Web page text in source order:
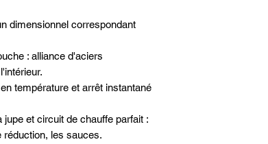
dimensionnel correspondant
: alliance d'aciers
température et arrêt instantané
et circuit de chauffe parfait :
réduction, les sauces.